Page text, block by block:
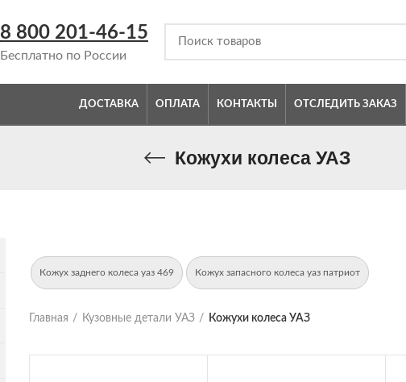
8 800 201-46-15
Бесплатно по России
ДОСТАВКА ОПЛАТА КОНТАКТЫ ОТСЛЕДИТЬ ЗАКАЗ
Кожухи колеса УАЗ
Кожух заднего колеса уаз 469 Кожух запасного колеса уаз патриот
Главная Кузовные детали УАЗ Кожухи колеса УАЗ